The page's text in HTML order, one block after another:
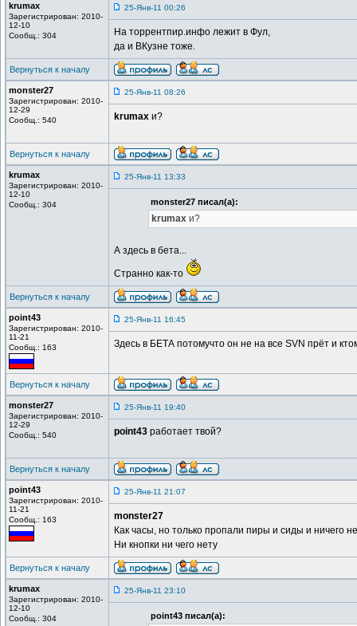
krumax
Зарегистрирован: 2010-
12-10
Сообщ.: 304
25-Янв-11 00:26
На торрентпир.инфо лежит в Фул,
да и ВКузне тоже.
Вернуться к началу
monster27
Зарегистрирован: 2010-
12-29
Сообщ.: 540
25-Янв-11 08:26
krumax и?
Вернуться к началу
krumax
Зарегистрирован: 2010-
12-10
Сообщ.: 304
25-Янв-11 13:33
monster27 писал(а):
krumaxи?
А здесь в бета...
Странно как-то
Вернуться к началу
point43
Зарегистрирован: 2010-
11-21
Сообщ.: 163
25-Янв-11 16:45
Здесь в БЕТА потомучто он не на все SVN прёт и
Вернуться к началу
monster27
Зарегистрирован: 2010-
12-29
Сообщ.: 540
25-Янв-11 19:40
point43 работает твой?
Вернуться к началу
point43
Зарегистрирован: 2010-
11-21
Сообщ.: 163
25-Янв-11 21:07
monster27
Как часы, но только пропали пиры и сиды и ничего
Ни кнопки ни чего нету
Вернуться к началу
krumax
Зарегистрирован: 2010-
12-10
Сообщ.: 304
25-Янв-11 23:10
point43 писал(а):